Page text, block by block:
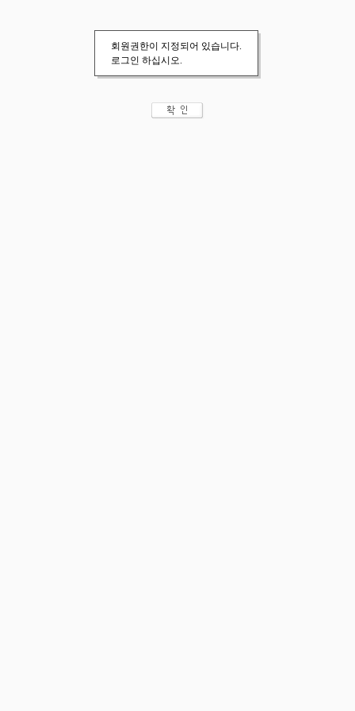
회원권한이 지정되어 있습니다.
로그인 하십시오.